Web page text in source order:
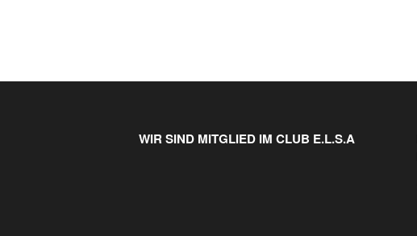
WIR SIND MITGLIED IM CLUB E.L.S.A